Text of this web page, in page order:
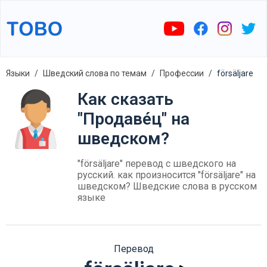
Языки Шведский слова по темам Профессии försäljare
Как сказать
"Продаве́ц" на
шведском?
"försäljare" перевод с шведского на
русский. как произносится "försäljare" на
шведском? Шведские слова в русском
языке
Перевод